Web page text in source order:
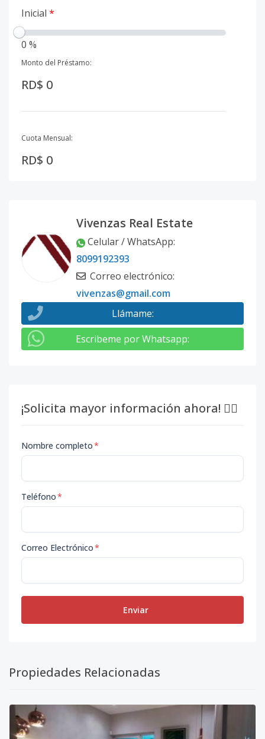
Inicial *
0 %
Monto del Préstamo:
RD$ 0
Cuota Mensual:
RD$ 0
Vivenzas Real Estate
Celular / WhatsApp:
8099192393
Correo electrónico:
vivenzas@gmail.com
Llámame:
Escribeme por Whatsapp:
¡Solicita mayor información ahora! 👇🏽
Nombre completo*
Teléfono*
Correo Electrónico*
Enviar
Propiedades Relacionadas